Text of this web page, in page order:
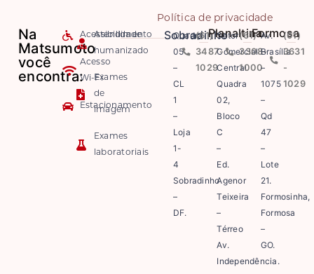
Política de privacidade
Na
Matsumoto
você
encontra:
Acessibilidade
Acesso
Wi-Fi
Estacionamento
Atendimento
humanizado
Exames
de
imagem
Exames
laboratoriais
Sobradinho
Quadra
05
–
CL
1
–
Loja
1-
4
Sobradinho
–
DF.
(61)
3487-
1029
Planaltina
Setor
Comercial
Central
Quadra
02,
Bloco
C
–
Ed.
Agenor
Teixeira
–
Térreo
Av.
Independência.
(61)
3308-
1000
Formosa
Av.
Brasília
–
1075
–
Qd
47
–
Lote
21.
Formosinha,
Formosa
–
GO.
(61)
3631
-
1029